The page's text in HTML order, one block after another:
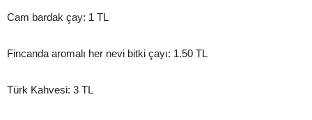
Cam bardak çay: 1 TL
Fincanda aromalı her nevi bitki çayı: 1.50 TL
Türk Kahvesi: 3 TL